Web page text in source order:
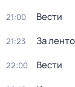
21:00 Вести
21:23 За
22:00 Вести